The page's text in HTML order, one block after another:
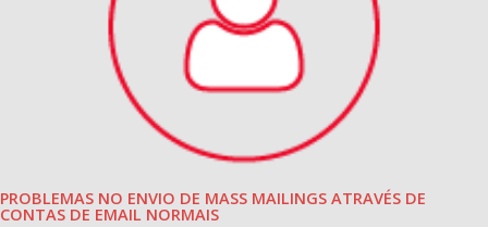
PROBLEMAS NO ENVIO DE MASS MAILINGS ATRAVÉS DE
CONTAS DE EMAIL NORMAIS